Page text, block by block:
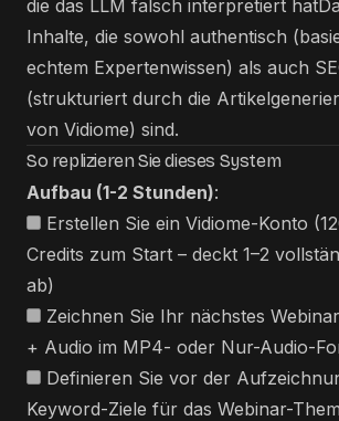
die das LLM falsch interpretiert
Inhalte, die sowohl authentisch
echtem Expertenwissen) als auch
(strukturiert durch die
von Vidiome) sind.
So replizieren Sie dieses System
Aufbau (1-2 Stunden):
Erstellen Sie ein Vidiome-Konto
Credits zum Start – deckt 1–2
ab)
Zeichnen Sie Ihr nächstes
+ Audio im MP4- oder Nur-Audio-
Definieren Sie vor der
Keyword-Ziele für das Webinar-